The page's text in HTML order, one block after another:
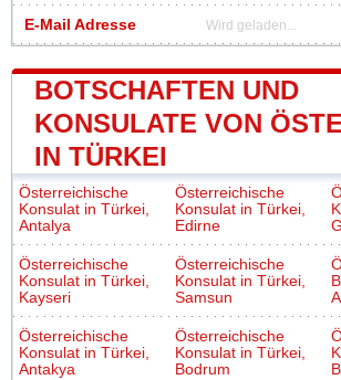
E-Mail Adresse Wird geladen...
BOTSCHAFTEN UND
KONSULATE VON
IN TÜRKEI
Österreichische
Konsulat in Türkei,
Antalya
Österreichische
Konsulat in Türkei,
Edirne
Österreichische
Konsulat in Türkei,
Kayseri
Österreichische
Konsulat in Türkei,
Samsun
Österreichische
Konsulat in Türkei,
Antakya
Österreichische
Konsulat in Türkei,
Bodrum